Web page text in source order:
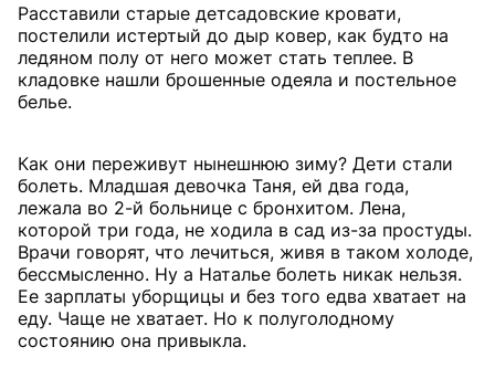
Расставили старые детсадовские кровати,
постелили истертый до дыр ковер, как будто на
ледяном полу от него может стать теплее. В
кладовке нашли брошенные одеяла и постельное
белье.
Как они переживут нынешнюю зиму? Дети стали
болеть. Младшая девочка Таня, ей два года,
лежала во 2-й больнице с бронхитом. Лена,
которой три года, не ходила в сад из-за простуды.
Врачи говорят, что лечиться, живя в таком холоде,
бессмысленно. Ну а Наталье болеть никак нельзя.
Ее зарплаты уборщицы и без того едва хватает на
еду. Чаще не хватает. Но к полуголодному
состоянию она привыкла.